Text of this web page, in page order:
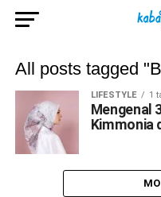
All posts tagged
LIFESTYLE 1
Mengenal
Kimmonia